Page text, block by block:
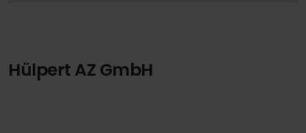
Hülpert AZ GmbH